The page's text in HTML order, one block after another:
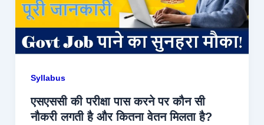
Syllabus
एसएससी की परीक्षा पास करने पर कौन सी
नौकरी लगती है और कितना वेतन मिलता है?